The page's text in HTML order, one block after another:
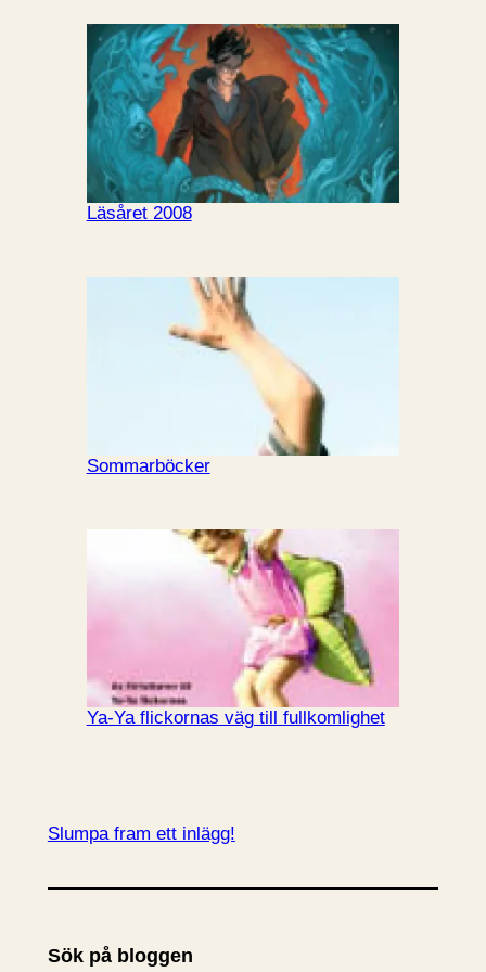
Läsåret 2008
Sommarböcker
Ya-Ya flickornas väg till fullkomlighet
Slumpa fram ett inlägg!
Sök på bloggen